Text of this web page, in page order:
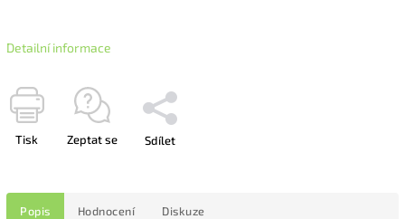
Detailní informace
Tisk Zeptat se Sdílet
Popis Hodnocení Diskuze